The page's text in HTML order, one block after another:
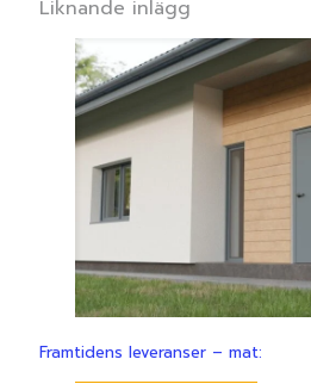
Liknande inlägg
Framtidens leveranser – mat: